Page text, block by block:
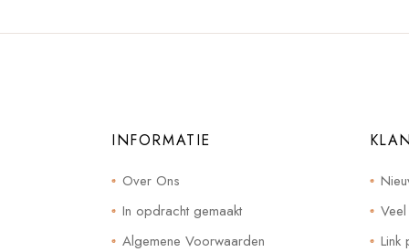
INFORMATIE
Over Ons
In opdracht gemaakt
Algemene Voorwaarden
Link